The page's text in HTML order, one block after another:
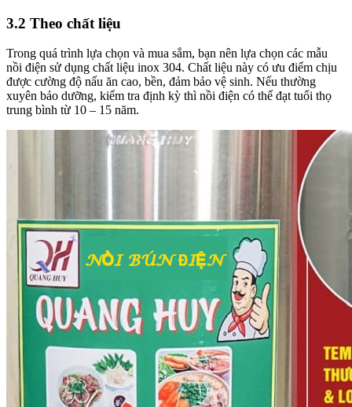
3.2 Theo chất liệu
Trong quá trình lựa chọn và mua sắm, bạn nên lựa chọn các mẫu
nồi điện sử dụng chất liệu inox 304. Chất liệu này có ưu điểm chịu
được cường độ nấu ăn cao, bền, đảm bảo vệ sinh. Nếu thường
xuyên bảo dưỡng, kiểm tra định kỳ thì nồi điện có thể đạt tuổi thọ
trung bình từ 10 – 15 năm.